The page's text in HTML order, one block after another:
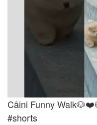
Câini Funny
#shorts